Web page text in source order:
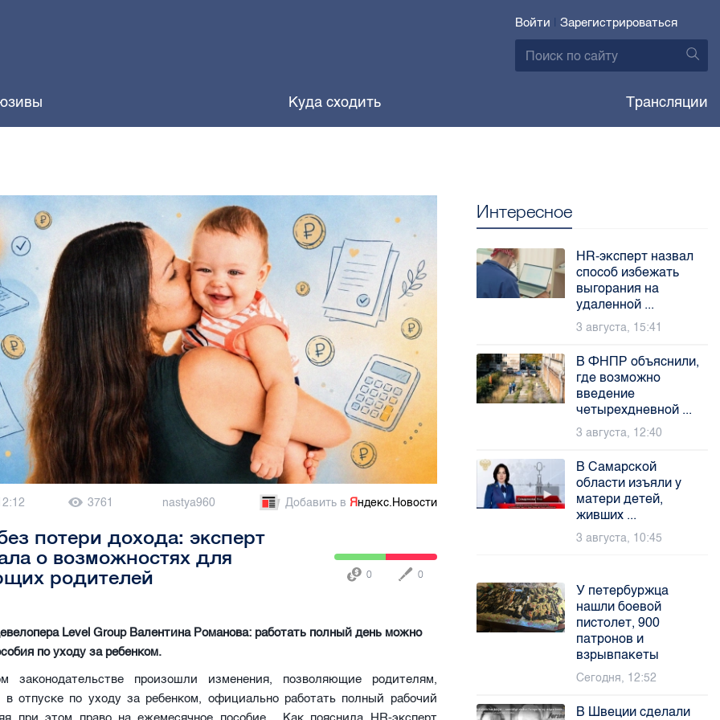
Войти | Зарегистрироваться
Куда сходить Трансляции
3761 nastya960 Добавить в Яндекс.Новости
потери дохода: эксперт
о возможностях для
родителей
0 0
Level Group Валентина Романова: работать полный день можно
по уходу за ребенком.
законодательстве произошли изменения, позволяющие родителям,
в отпуске по уходу за ребенком, официально работать полный рабочий
Интересное
HR-эксперт назвал
способ избежать
выгорания на
удаленной ...
3 августа, 15:41
В ФНПР объяснили,
где возможно
введение
четырехдневной ...
3 августа, 12:40
В Самарской
области изъяли у
матери детей,
живших ...
3 августа, 10:45
У петербуржца
нашли боевой
пистолет, 900
патронов и
взрывпакеты
Сегодня, 12:52
В Швеции сделали